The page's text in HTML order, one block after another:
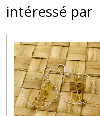
intéressé par